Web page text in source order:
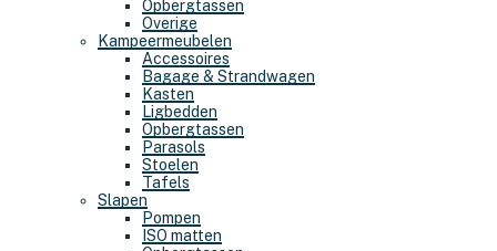
Opbergtassen
Overige
Kampeermeubelen
Accessoires
Bagage & Strandwagen
Kasten
Ligbedden
Opbergtassen
Parasols
Stoelen
Tafels
Slapen
Pompen
ISO matten